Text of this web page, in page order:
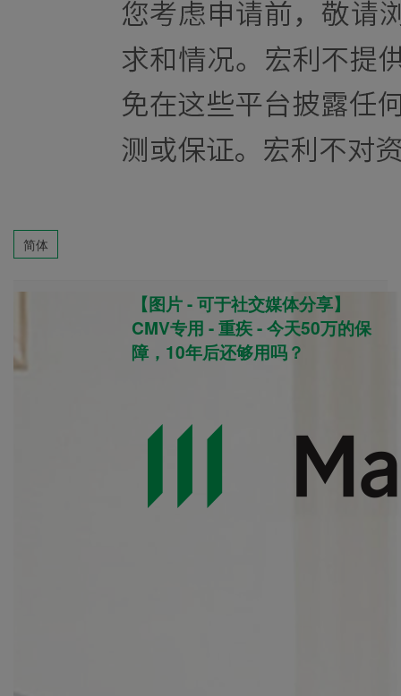
简体
【图片 - 可于社交媒体分享】
CMV专用 - 重疾 - 今天50万的保
障，10年后还够用吗？